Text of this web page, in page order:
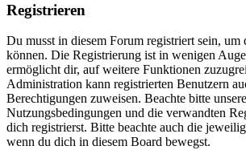
Registrieren
Du musst in diesem Forum registriert sein, um
können. Die Registrierung ist in wenigen
ermöglicht dir, auf weitere Funktionen
Administration kann registrierten Benutzern
Berechtigungen zuweisen. Beachte bitte unsere
Nutzungsbedingungen und die verwandten
dich registrierst. Bitte beachte auch die
wenn du dich in diesem Board bewegst.